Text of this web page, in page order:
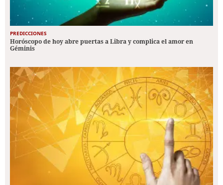
PREDICCIONES
Horóscopo de hoy abre puertas a Libra y complica el amor en
Géminis